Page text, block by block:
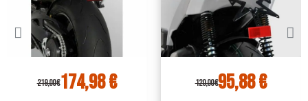
219,00 €174,98 € 120,00 €95,88 €